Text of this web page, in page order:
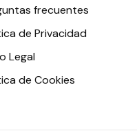
frecuentes
de Privacidad
Legal
de Cookies